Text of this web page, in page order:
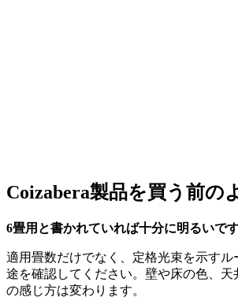
Coizabera製品を買う前の
6畳用と書かれていれば十分に明るいで
適用畳数だけでなく、定格光束を示すル
途を確認してください。壁や床の色、天
の感じ方は変わります。